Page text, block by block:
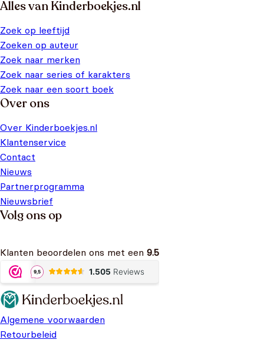
Alles van Kinderboekjes.nl
Zoek op leeftijd
Zoeken op auteur
Zoek naar merken
Zoek naar series of karakters
Zoek naar een soort boek
Over ons
Over Kinderboekjes.nl
Klantenservice
Contact
Nieuws
Partnerprogramma
Nieuwsbrief
Volg ons op
Klanten beoordelen ons met een 9.5
Algemene voorwaarden
Retourbeleid